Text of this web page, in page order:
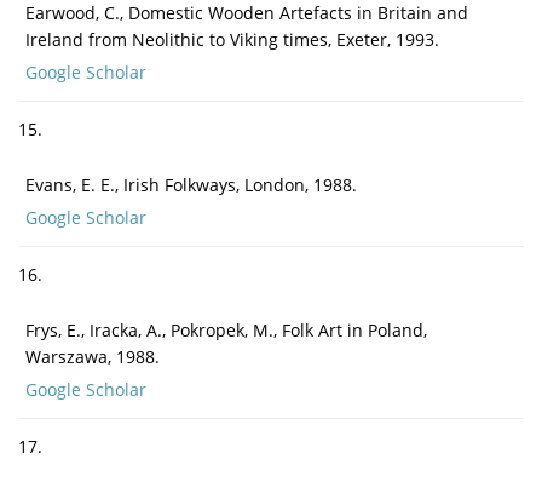
Earwood, C., Domestic Wooden Artefacts in Britain and
Ireland from Neolithic to Viking times, Exeter, 1993.
Google Scholar
15.
Evans, E. E., Irish Folkways, London, 1988.
Google Scholar
16.
Frys, E., Iracka, A., Pokropek, M., Folk Art in Poland,
Warszawa, 1988.
Google Scholar
17.